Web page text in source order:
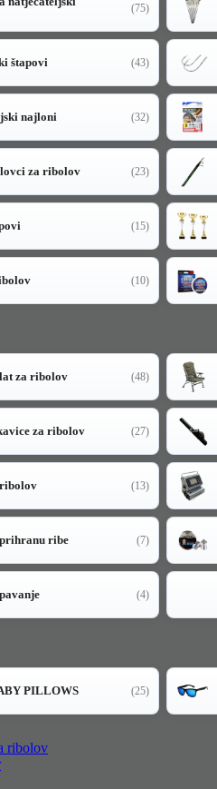
(75)
štapovi (43)
najloni (32)
za ribolov (23)
(15)
(10)
za ribolov (48)
za ribolov (27)
(13)
ribe (7)
(4)
PILLOWS (25)
ribolov